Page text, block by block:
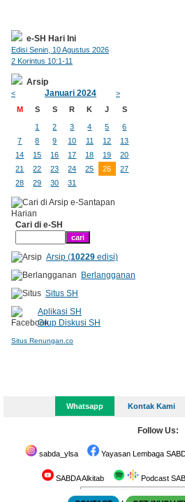
e-SH Hari Ini
Edisi Senin, 10 Agustus 2026
2 Korintus 10:1-11
Arsip
< Januari 2024
>
M
S S R K J S
1 2 3 4 5
6
7
8 9 10 11 12
13
14
15 16 17 18 19
20
21
22 23 24 25 26
27
28
29 30 31
Cari di e-SH
Arsip (10229edisi)
Berlangganan
Situs SH
Aplikasi SH
Grup Diskusi SH
Situs Renungan.co
Whatsapp Kontak Kami
Follow Us:
sabda_ylsa Yayasan Lembaga
SABDA Alkitab Podcast